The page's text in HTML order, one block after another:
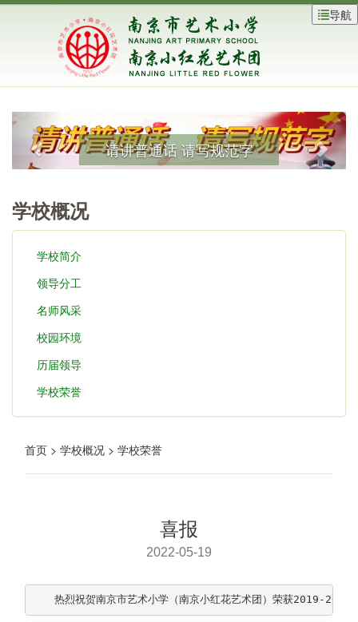
导航
请讲普通话 请写规范字
学校概况
学校简介
领导分工
名师风采
校园环境
历届领导
学校荣誉
首页 > 学校概况 > 学校荣誉
喜报
2022-05-19
热烈祝贺南京市艺术小学（南京小红花艺术团）荣获2019-2021